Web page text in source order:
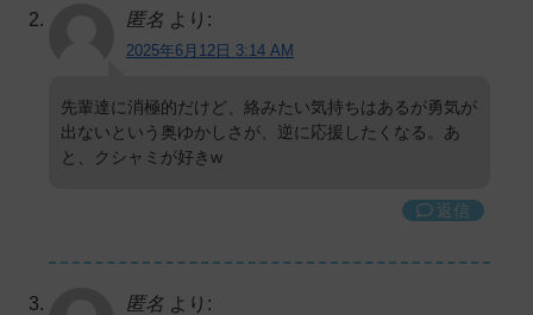
匿名 より:
2025年6月12日 3:14 AM
先輩達に消極的だけど、絡みたい気持ちはあるが勇気が
出ないという奥ゆかしさが、逆に応援したくなる。あ
と、クシャミが好きw
返信
匿名 より: